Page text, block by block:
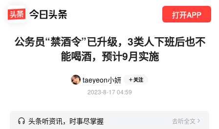
打开APP
公务员“禁酒令”已升级，3类人下班后也不
能喝酒，预计9月实施
taeyeon小妍 关注
2023-8-17 04:59
头条听资讯，时事尽掌握 去听全文